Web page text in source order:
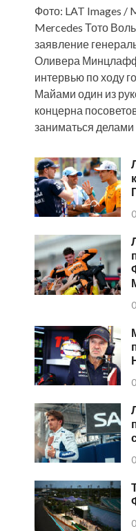
Фото: LAT Images /
Mercedes Тото
заявление
Оливера
интервью по ходу
Майами один из
концерна
заниматься